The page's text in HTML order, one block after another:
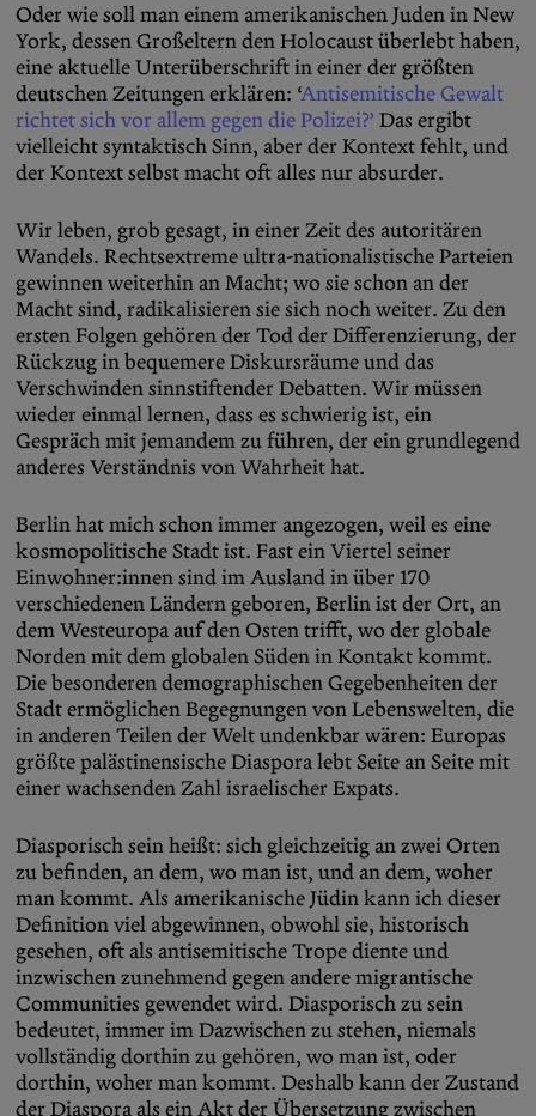
Oder wie soll man einem amerikanischen Juden in New
York, dessen Großeltern den Holocaust überlebt haben,
eine aktuelle Unterüberschrift in einer der größten
deutschen Zeitungen erklären: ‘Antisemitische Gewalt
richtet sich vor allem gegen die Polizei?’ Das ergibt
vielleicht syntaktisch Sinn, aber der Kontext fehlt, und
der Kontext selbst macht oft alles nur absurder.
Wir leben, grob gesagt, in einer Zeit des autoritären
Wandels. Rechtsextreme ultra-nationalistische Parteien
gewinnen weiterhin an Macht; wo sie schon an der
Macht sind, radikalisieren sie sich noch weiter. Zu den
ersten Folgen gehören der Tod der Differenzierung, der
Rückzug in bequemere Diskursräume und das
Verschwinden sinnstiftender Debatten. Wir müssen
wieder einmal lernen, dass es schwierig ist, ein
Gespräch mit jemandem zu führen, der ein grundlegend
anderes Verständnis von Wahrheit hat.
Berlin hat mich schon immer angezogen, weil es eine
kosmopolitische Stadt ist. Fast ein Viertel seiner
Einwohner:innen sind im Ausland in über 170
verschiedenen Ländern geboren, Berlin ist der Ort, an
dem Westeuropa auf den Osten trifft, wo der globale
Norden mit dem globalen Süden in Kontakt kommt.
Die besonderen demographischen Gegebenheiten der
Stadt ermöglichen Begegnungen von Lebenswelten, die
in anderen Teilen der Welt undenkbar wären: Europas
größte palästinensische Diaspora lebt Seite an Seite mit
einer wachsenden Zahl israelischer Expats.
Diasporisch sein heißt: sich gleichzeitig an zwei Orten
zu befinden, an dem, wo man ist, und an dem, woher
man kommt. Als amerikanische Jüdin kann ich dieser
Definition viel abgewinnen, obwohl sie, historisch
gesehen, oft als antisemitische Trope diente und
inzwischen zunehmend gegen andere migrantische
Communities gewendet wird. Diasporisch zu sein
bedeutet, immer im Dazwischen zu stehen, niemals
vollständig dorthin zu gehören, wo man ist, oder
dorthin, woher man kommt. Deshalb kann der Zustand
der Diaspora als ein Akt der Übersetzung zwischen